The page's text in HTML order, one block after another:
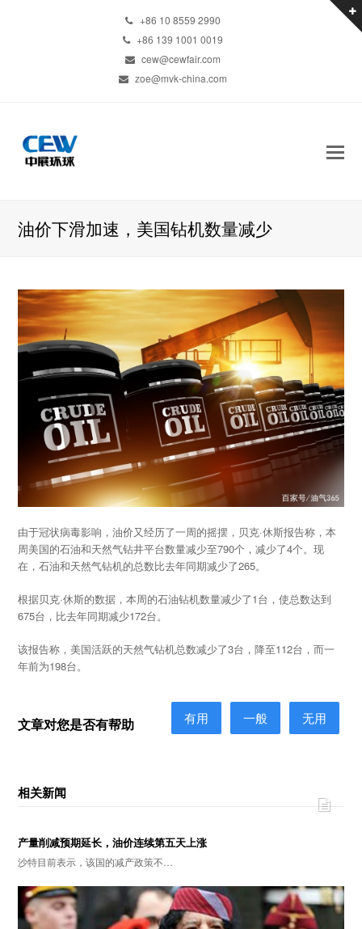
+86 10 8559 2990
+86 139 1001 0019
cew@cewfair.com
zoe@mvk-china.com
油价下滑加速，美国钻机数量减少
由于冠状病毒影响，油价又经历了一周的摇摆，贝克·休斯报告称，本
周美国的石油和天然气钻井平台数量减少至790个，减少了4个。现
在，石油和天然气钻机的总数比去年同期减少了265。
根据贝克·休斯的数据，本周的石油钻机数量减少了1台，使总数达到
675台，比去年同期减少172台。
该报告称，美国活跃的天然气钻机总数减少了3台，降至112台，而一
年前为198台。
文章对您是否有帮助 有用 一般 无用
相关新闻
产量削减预期延长，油价连续第五天上涨
沙特目前表示，该国的减产政策不…